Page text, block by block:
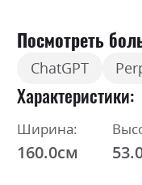
Посмотреть
ChatGPT
Характеристики
Ширина:
160.0см